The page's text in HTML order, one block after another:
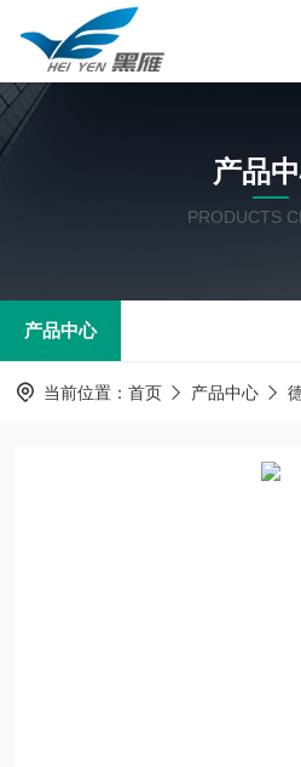
产品
PRODUCTS
产品中心
当前位置： 首页 产品中心